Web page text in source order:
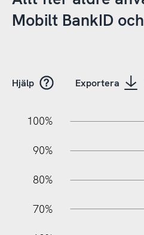
Mobilt BankID
Hjälp Exportera
100%
90%
80%
70%